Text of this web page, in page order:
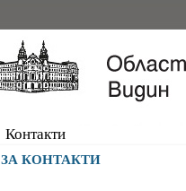
Контакти
ЗА КОНТАКТИ